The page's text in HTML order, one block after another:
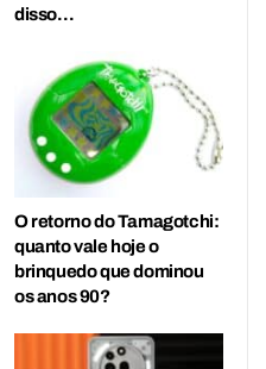
disso…
O retorno do Tamagotchi:
quanto vale hoje o
brinquedo que dominou
os anos 90?